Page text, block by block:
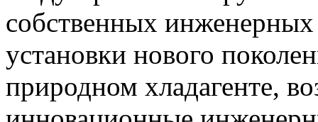
собственных
установки нового
природном хладагенте,